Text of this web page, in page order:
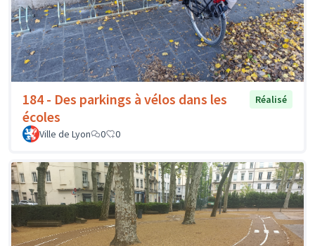
184 - Des parkings à vélos dans les
écoles
Réalisé
Ville de Lyon 0 0